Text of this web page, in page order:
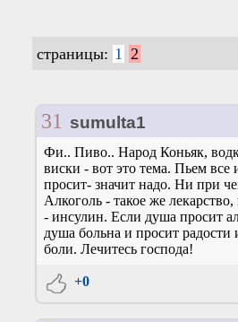
страницы: 1 2
31 sumulta1
Фи.. Пиво.. Народ Коньяк,
виски - вот это тема. Пьем все
просит- значит надо. Ни при
Алкоголь - такое же
- инсулин. Если душа просит
душа больна и просит радости
боли. Лечитесь господа!
+0